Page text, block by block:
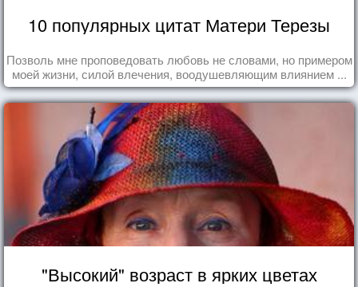
10 популярных цитат Матери Терезы
Позволь мне проповедовать любовь не словами, но примером
моей жизни, силой влечения, воодушевляющим влиянием ...
"Высокий" возраст в ярких цветах